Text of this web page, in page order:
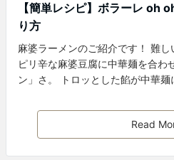
【簡単レシピ】ボラーレ oh
り方
麻婆ラーメンのご紹介です！ 難し
ピリ辛な麻婆豆腐に中華麺を合わ
ン」さ。 トロッとした餡が中華麺
Read